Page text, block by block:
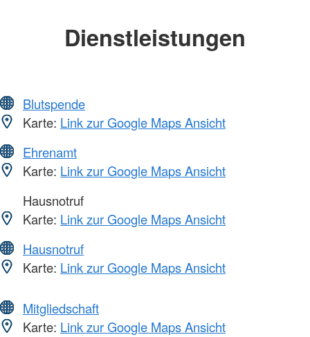
Dienstleistungen
Blutspende
Karte: Link zur Google Maps Ansicht
Ehrenamt
Karte: Link zur Google Maps Ansicht
Hausnotruf
Karte: Link zur Google Maps Ansicht
Hausnotruf
Karte: Link zur Google Maps Ansicht
Mitgliedschaft
Karte: Link zur Google Maps Ansicht